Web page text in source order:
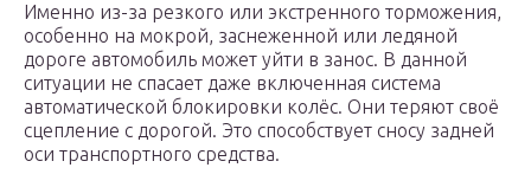
Именно из-за резкого или экстренного торможения,
особенно на мокрой, заснеженной или ледяной
дороге автомобиль может уйти в занос. В данной
ситуации не спасает даже включенная система
автоматической блокировки колёс. Они теряют своё
сцепление с дорогой. Это способствует сносу задней
оси транспортного средства.